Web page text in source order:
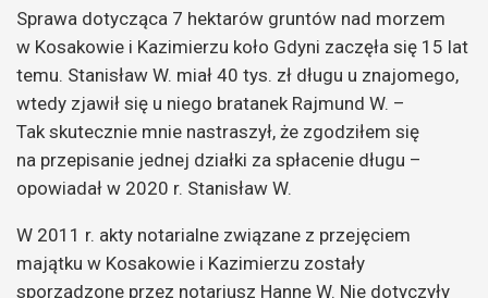
Sprawa dotycząca 7 hektarów gruntów nad morzem
w Kosakowie i Kazimierzu koło Gdyni zaczęła się 15 lat
temu. Stanisław W. miał 40 tys. zł długu u znajomego,
wtedy zjawił się u niego bratanek Rajmund W. –
Tak skutecznie mnie nastraszył, że zgodziłem się
na przepisanie jednej działki za spłacenie długu –
opowiadał w 2020 r. Stanisław W.
W 2011 r. akty notarialne związane z przejęciem
majątku w Kosakowie i Kazimierzu zostały
sporządzone przez notariusz Hannę W. Nie dotyczyły